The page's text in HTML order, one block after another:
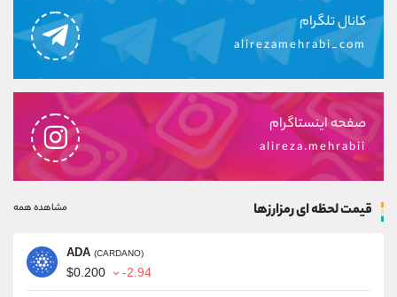
کانال تلگرام
alirezamehrabi_com
صفحه اینستاگرام
alireza.mehrabii
قیمت لحظه ای رمزارزها مشاهده همه
ADA (CARDANO)
$0.200 -2.94